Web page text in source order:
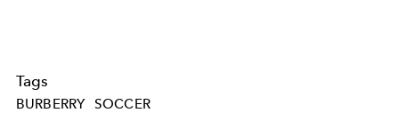
Tags
BURBERRY SOCCER